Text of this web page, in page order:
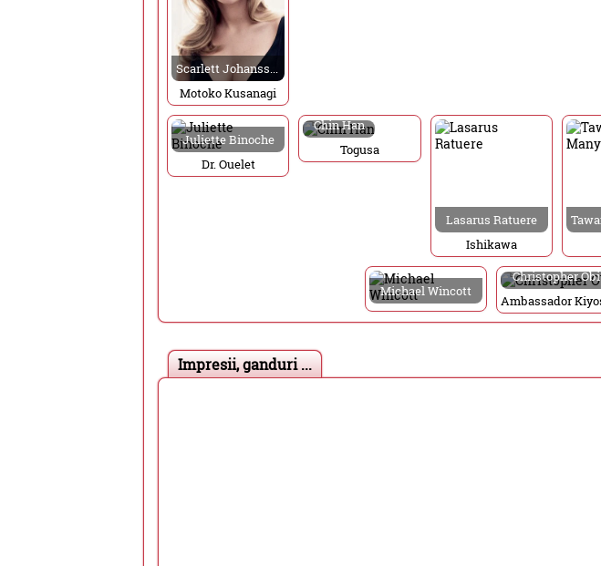
Scarlett Johansson
Motoko Kusanagi
Juliette Binoche
Dr. Ouelet
Chin Han
Togusa
Lasarus Ratuere
Ishikawa
Michael Wincott
Christopher Obi
Impresii, ganduri ...